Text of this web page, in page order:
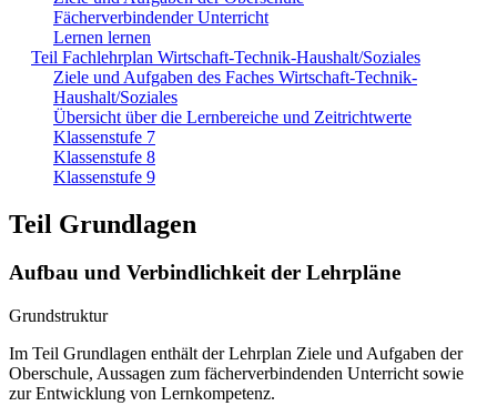
Fächerverbindender Unterricht
Lernen lernen
Teil Fachlehrplan Wirtschaft-Technik-Haushalt/Soziales
Ziele und Aufgaben des Faches Wirtschaft-Technik-
Haushalt/Soziales
Übersicht über die Lernbereiche und Zeitrichtwerte
Klassenstufe 7
Klassenstufe 8
Klassenstufe 9
Teil Grundlagen
Aufbau und Verbindlichkeit der Lehrpläne
Grundstruktur
Im Teil Grundlagen enthält der Lehrplan Ziele und Aufgaben der
Oberschule, Aussagen zum fächerverbindenden Unterricht sowie
zur Entwicklung von Lernkompetenz.